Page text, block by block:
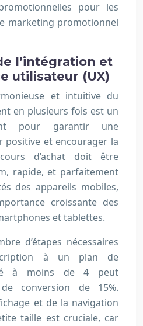
pour les
marketing promotionnel
l’intégration et
utilisateur (UX)
et intuitive du
en plusieurs fois est un
pour garantir une
positive et encourager la
d’achat doit être
rapide, et parfaitement
des appareils mobiles,
croissante des
et tablettes.
d’étapes nécessaires
à un plan de
à moins de 4 peut
conversion de 15%.
et de la navigation
taille est cruciale, car